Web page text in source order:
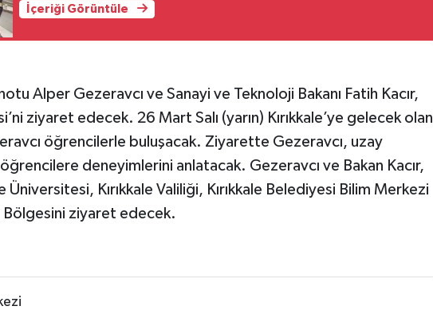
İçeriği Görüntüle
Alper Gezeravcı ve Sanayi ve Teknoloji Bakanı Fatih Kacır,
ziyaret edecek. 26 Mart Salı (yarın) Kırıkkale’ye gelecek olan
öğrencilerle buluşacak. Ziyarette Gezeravcı, uzay
deneyimlerini anlatacak. Gezeravcı ve Bakan Kacır,
Üniversitesi, Kırıkkale Valiliği, Kırıkkale Belediyesi Bilim Merkezi
Bölgesini ziyaret edecek.